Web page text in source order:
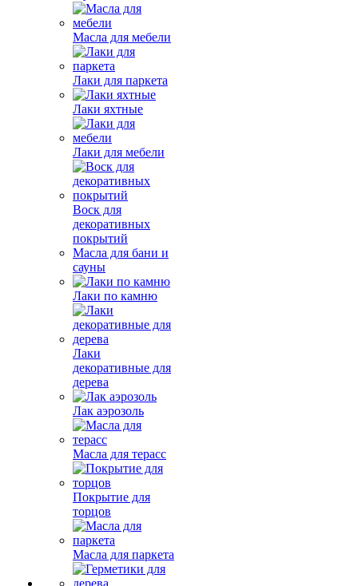
Масла для мебели
Лаки для паркета
Лаки яхтные
Лаки для мебели
Воск для
декоративных
покрытий
Масла для бани и
сауны
Лаки по камню
Лаки
декоративные для
дерева
Лак аэрозоль
Масла для терасс
Покрытие для
торцов
Масла для паркета